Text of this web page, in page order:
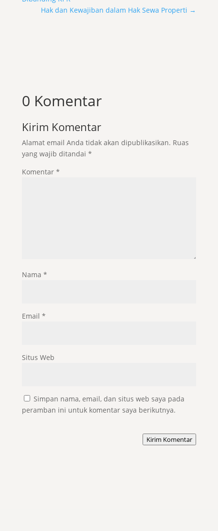
Hak dan Kewajiban dalam Hak Sewa Properti →
0 Komentar
Kirim Komentar
Alamat email Anda tidak akan dipublikasikan. Ruas
yang wajib ditandai *
Komentar *
Nama *
Email *
Situs Web
Simpan nama, email, dan situs web saya pada
peramban ini untuk komentar saya berikutnya.
Kirim Komentar